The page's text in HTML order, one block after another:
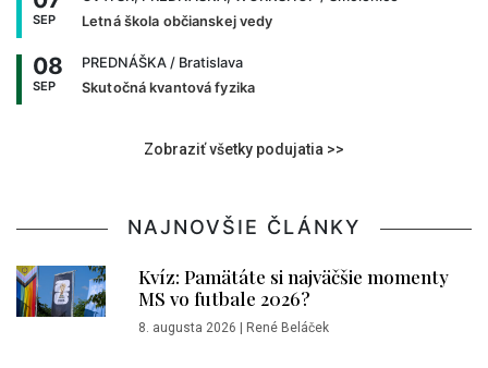
SEP
Letná škola občianskej vedy
08
SEP
PREDNÁŠKA / Bratislava
Skutočná kvantová fyzika
Zobraziť všetky podujatia >>
NAJNOVŠIE ČLÁNKY
Kvíz: Pamätáte si najväčšie momenty
MS vo futbale 2026?
8. augusta 2026 René Beláček